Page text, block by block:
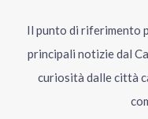
Il punto di riferimento
principali notizie dal
curiosità dalle città